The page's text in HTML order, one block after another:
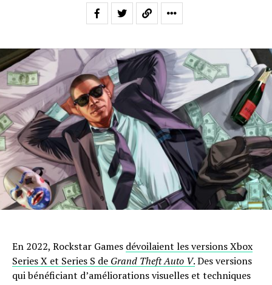
En 2022, Rockstar Games dévoilaient les versions Xbox
Series X et Series S de Grand Theft Auto V.Des versions
qui bénéficiant d’améliorations visuelles et techniques